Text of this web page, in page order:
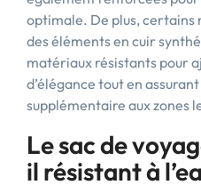
optimale. De plus, certains
des éléments en cuir
matériaux résistants pour
d’élégance tout en
supplémentaire aux zones
Le sac de
il résistant à